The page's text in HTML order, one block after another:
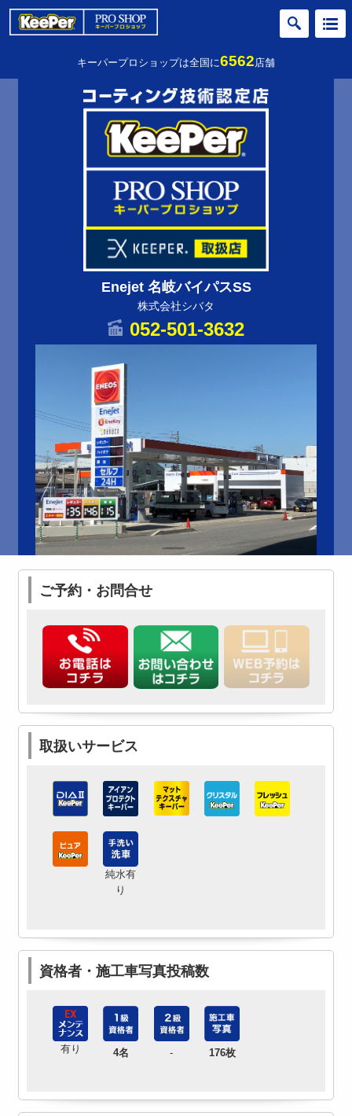
キーパープロショップは全国に6562店舗
Enejet 名岐バイパスSS
株式会社シバタ
052-501-3632
ご予約・お問合せ
取扱いサービス
純水有
り
資格者・施工車写真投稿数
有り 4名 - 176枚